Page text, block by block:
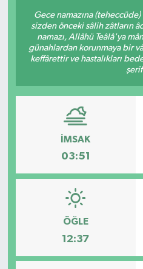
Gece namazına
sizden önceki sâlih zâtların
namazı, Allâhü Teâlâ'ya
günahlardan korunmaya bir
keffârettir ve hastalıkları
İMSAK
03:51
ÖĞLE
12:37